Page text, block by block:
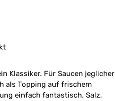
Klassiker. Für Saucen jeglicher
als Topping auf frischem
einfach fantastisch. Salz,